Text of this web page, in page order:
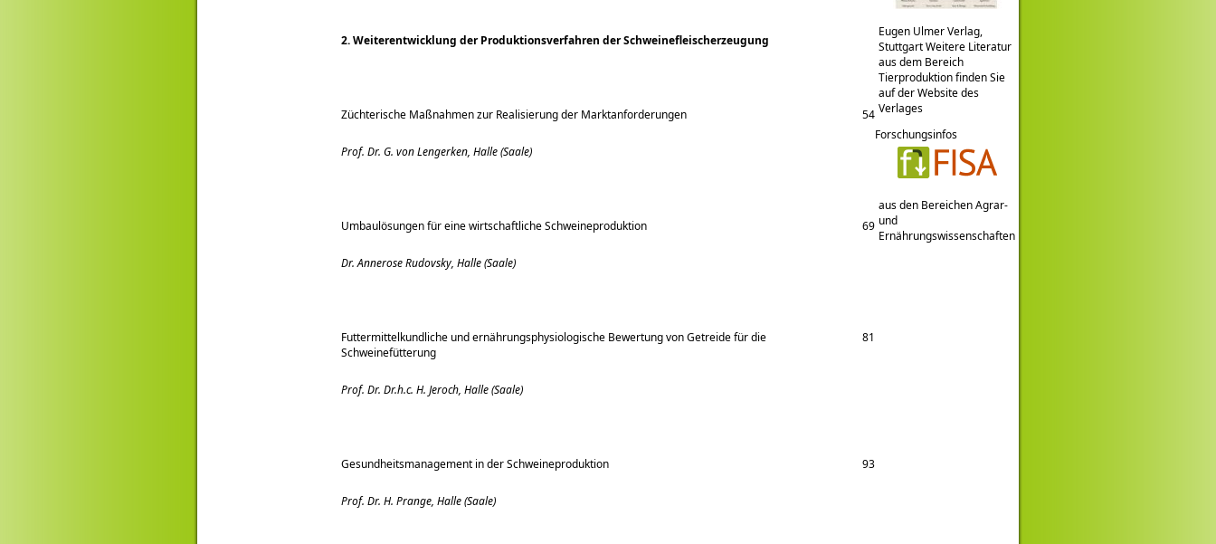
2. Weiterentwicklung der Produktionsverfahren der Schweinefleischerzeugung
Züchterische Maßnahmen zur Realisierung der Marktanforderungen 54
Prof. Dr. G. von Lengerken, Halle (Saale)
Umbaulösungen für eine wirtschaftliche Schweineproduktion 69
Dr. Annerose Rudovsky, Halle (Saale)
Futtermittelkundliche und ernährungsphysiologische Bewertung von Getreide für die
Schweinefütterung
81
Prof. Dr. Dr.h.c. H. Jeroch, Halle (Saale)
Gesundheitsmanagement in der Schweineproduktion 93
Prof. Dr. H. Prange, Halle (Saale)
Eugen Ulmer Verlag,
Stuttgart Weitere Literatur
aus dem Bereich
Tierproduktion finden Sie
auf der Website des
Verlages
Forschungsinfos
aus den Bereichen Agrar-
und
Ernährungswissenschaften